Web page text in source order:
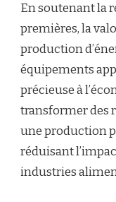
En soutenant la
premières, la
production
équipements
précieuse à
transformer des
une production
réduisant
industries